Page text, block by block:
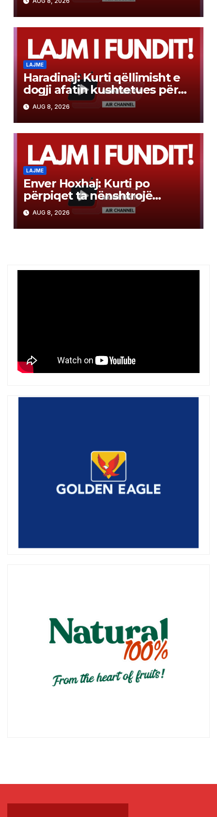
vjeçar
LAJME
Haradinaj: Kurti qëllimisht e
dogji afatin kushtetues për
konstituimin e Kuvendit
AUG 8, 2026
LAJME
Enver Hoxhaj: Kurti po
përpiqet ta nënshtrojë
opozitën
AUG 8, 2026